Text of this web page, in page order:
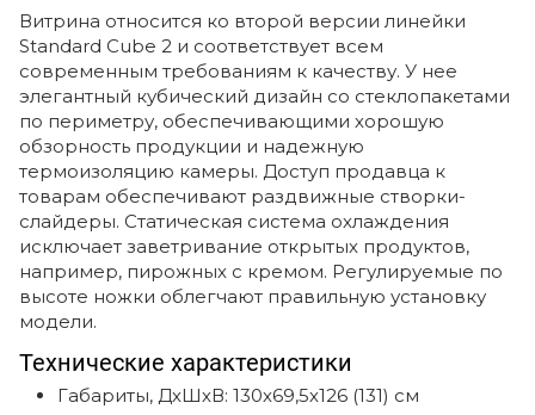
Витрина относится ко второй версии линейки
Standard Cube 2 и соответствует всем
современным требованиям к качеству. У нее
элегантный кубический дизайн со стеклопакетами
по периметру, обеспечивающими хорошую
обзорность продукции и надежную
термоизоляцию камеры. Доступ продавца к
товарам обеспечивают раздвижные створки-
слайдеры. Статическая система охлаждения
исключает заветривание открытых продуктов,
например, пирожных с кремом. Регулируемые по
высоте ножки облегчают правильную установку
модели.
Технические характеристики
Габариты, ДхШхВ: 130х69,5х126 (131) см